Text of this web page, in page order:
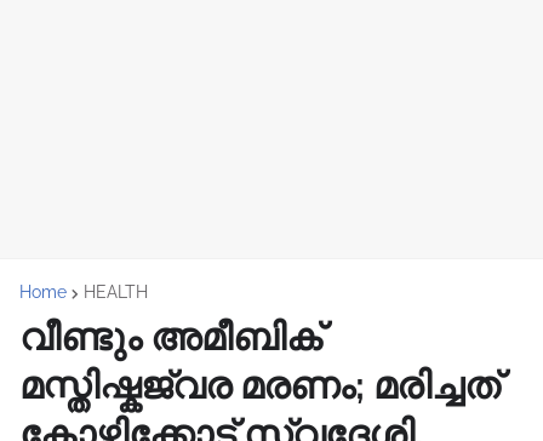
Home HEALTH
വീണ്ടും അമീബിക്
മസ്തിഷ്കജ്വര മരണം; മരിച്ചത്